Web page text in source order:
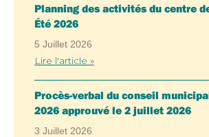
Planning des activités du centre
Été 2026
5 Juillet 2026
Lire l'article »
Procès-verbal du conseil
2026 approuvé le 2 juillet 2026
3 Juillet 2026